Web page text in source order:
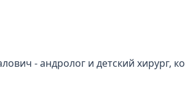
- андролог и детский хирург,